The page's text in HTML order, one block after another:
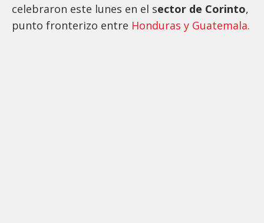
celebraron este lunes en el sector de Corinto,
punto fronterizo entre Honduras y Guatemala.